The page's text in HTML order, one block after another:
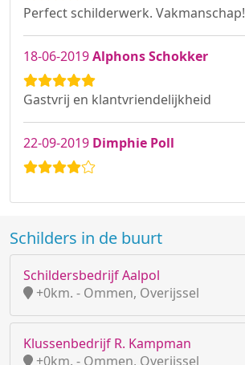
Perfect schilderwerk. Vakmanschap!
18-06-2019Alphons Schokker
Gastvrij en klantvriendelijkheid
22-09-2019 Dimphie Poll
Schilders in de buurt
Schildersbedrijf Aalpol
+0km. - Ommen, Overijssel
Klussenbedrijf R. Kampman
+0km. - Ommen, Overijssel